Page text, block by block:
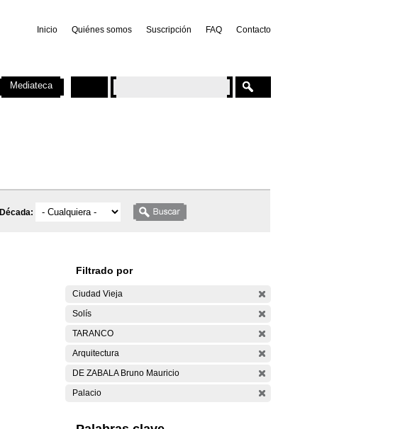
Inicio Quiénes somos Suscripción FAQ Contacto
Década:
Filtrado por
Ciudad Vieja
Solís
TARANCO
Arquitectura
DE ZABALA Bruno Mauricio
Palacio
Mediateca